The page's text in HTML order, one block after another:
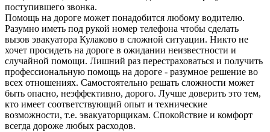
поступившего звонка.
Помощь на дороге может понадобится любому водителю.
Разумно иметь под рукой номер телефона чтобы сделать
вызов эвакуатора Кулаково в сложной ситуации. Никто не
хочет просидеть на дороге в ожидании неизвестности и
случайной помощи. Лишний раз перестраховаться и получить
профессиональную помощь на дороге - разумное решение во
всех отношениях. Самостоятельно решать сложности может
быть опасно, неэффективно, дорого. Лучше доверить это тем,
кто имеет соответствующий опыт и технические
возможности, т.е. эвакуаторщикам. Спокойствие и комфорт
всегда дороже любых расходов.